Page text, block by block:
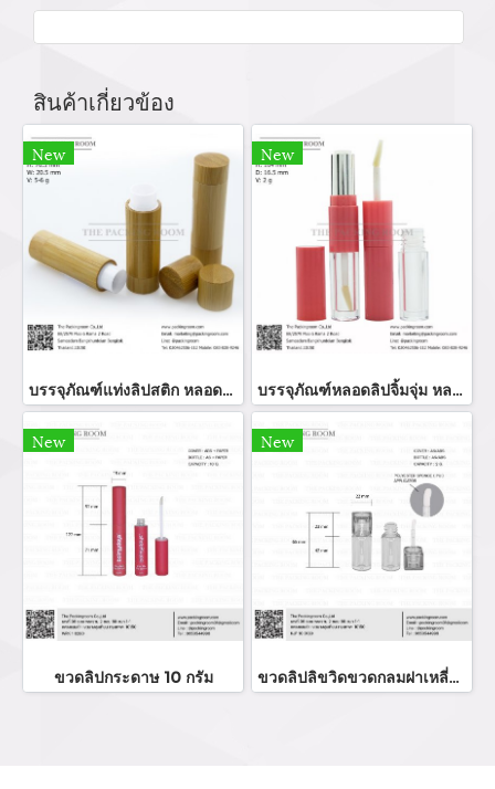
สินค้าเกี่ยวข้อง
New
บรรจุภัณฑ์แท่งลิปสติก หลอดลิปแท่ง Lip stick package/ Lip tube สีแดงเงาฝาปิดแม่เหล็ก จำหน่ายบรรจุภัณฑ์เครื่องสำอางทุกประเภท
New
บรรจุภัณฑ์หลอดลิปจิ้มจุ่ม หลอดลิปกลอส bottle lip gloss/ lip bottle ขวดลิป บรรจุภัณฑ์ใส่ลิป จำหน่ายบรรจุภัณฑ์เครื่องสำอางรรจุภัณฑ์เครื่องสำอางทุกประเภท
New
ขวดลิปกระดาษ 10 กรัม
New
ขวดลิปลิขวิดขวดกลมฝาเหลี่ยม